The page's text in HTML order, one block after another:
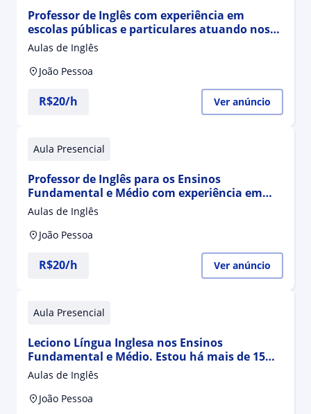
Professor de Inglês com experiência em
escolas públicas e particulares atuando nos
Ensinos Fundamental e Médio
Aulas de Inglês
João Pessoa
R$20/h Ver anúncio
Aula Presencial
Professor de Inglês para os Ensinos
Fundamental e Médio com experiência em
escolas públicas e particulares
Aulas de Inglês
João Pessoa
R$20/h Ver anúncio
Aula Presencial
Leciono Língua Inglesa nos Ensinos
Fundamental e Médio. Estou há mais de 15
anos promovendo educação em escolas
públicas e particulares
Aulas de Inglês
João Pessoa